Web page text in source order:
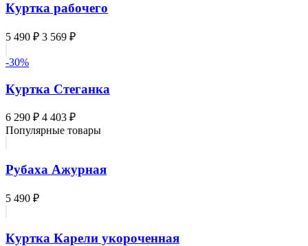
Куртка рабочего
5 490 ₽ 3 569 ₽
-30%
Куртка Стеганка
6 290 ₽ 4 403 ₽
Популярные товары
Рубаха Ажурная
5 490 ₽
Куртка Карели укороченная